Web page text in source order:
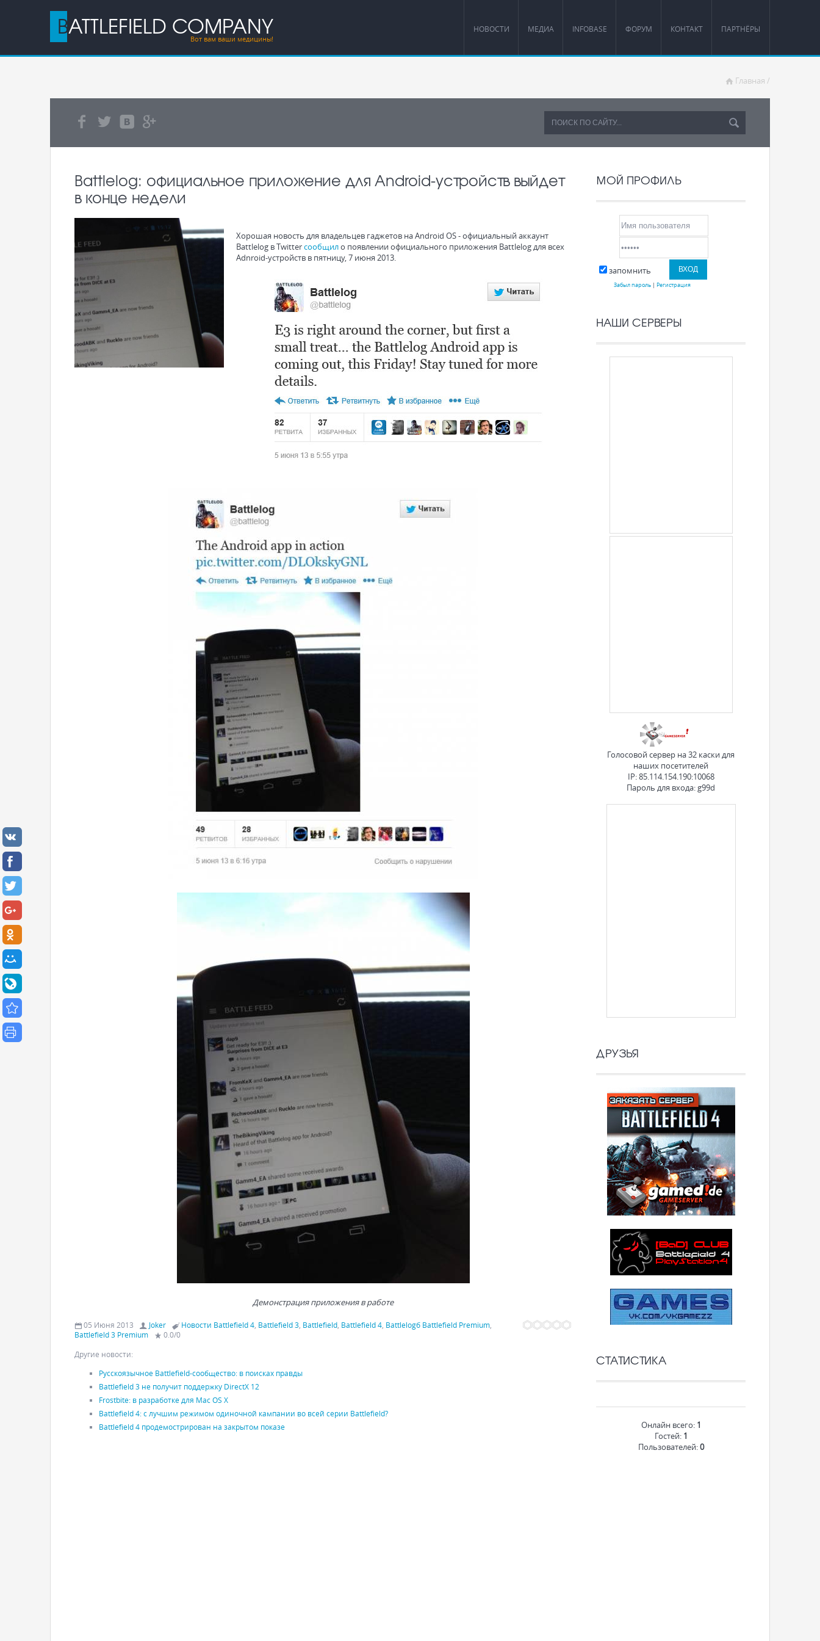
BATTLEFIELD COMPANY
Вот вам ваши медицины!
НОВОСТИ МЕДИА INFOBASE ФОРУМ КОНТАКТ ПАРТНЁРЫ
Главная /
Battlelog: официальное приложение для Android-устройств выйдет
в конце недели
Хорошая новость для владельцев гаджетов на Android OS - официальный аккаунт
Battlelog в Twitterсообщило появлении официального приложения Battlelog для всех
Adnroid-устройств в пятницу, 7 июня 2013.
Демонстрация приложения в работе
05 Июня 2013 Joker Новости Battlefield 4 Battlefield 3 Battlefield Battlefield 4 Battlelogб Battlefield Premium
Battlefield 3 Premium
0.0/0
Другие новости:
Русскоязычное Battlefield-сообщество: в поисках правды
Battlefield 3 не получит поддержку DirectX 12
Frostbite: в разработке для Mac OS X
Battlefield 4: с лучшим режимом одиночной кампании во всей серии Battlefield?
Battlefield 4 продемострирован на закрытом показе
МОЙ ПРОФИЛЬ
запомнить
Забыл пароль| Регистрация
НАШИ СЕРВЕРЫ
Голосовой сервер на 32 каски для
наших посетителей
IP: 85.114.154.190:10068
Пароль для входа: g99d
ДРУЗЬЯ
СТАТИСТИКА
Онлайн всего: 1
Гостей: 1
Пользователей:0